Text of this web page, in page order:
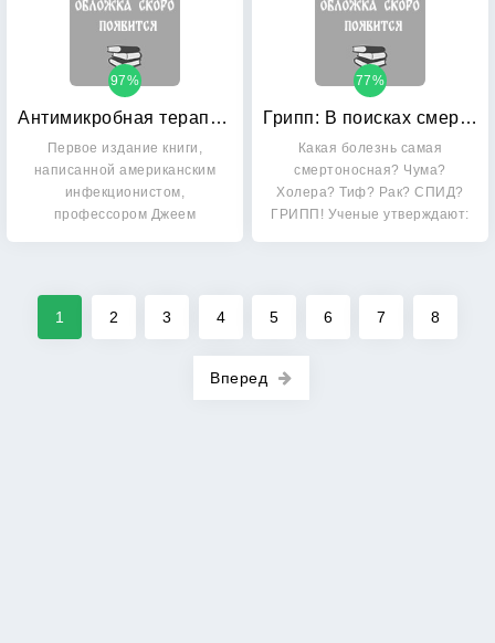
Антимикробная терапия по Джею Сэнфорду
97%
Первое издание книги,
написанной американским
инфекционистом,
профессором Джеем
Грипп: В поисках смертельного вируса
77%
Какая болезнь самая
смертоносная? Чума?
Холера? Тиф? Рак? СПИД?
ГРИПП! Ученые утверждают:
1 2 3 4 5 6 7 8
Вперед